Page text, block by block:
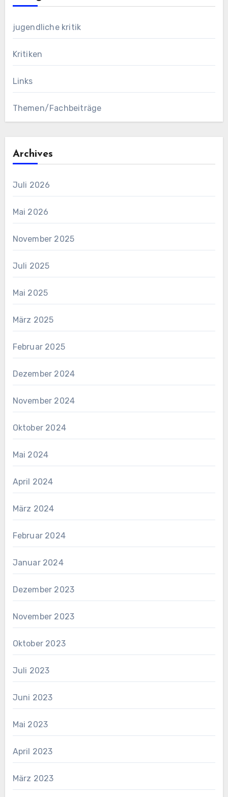
jugendliche kritik
Kritiken
Links
Themen/Fachbeiträge
Archives
Juli 2026
Mai 2026
November 2025
Juli 2025
Mai 2025
März 2025
Februar 2025
Dezember 2024
November 2024
Oktober 2024
Mai 2024
April 2024
März 2024
Februar 2024
Januar 2024
Dezember 2023
November 2023
Oktober 2023
Juli 2023
Juni 2023
Mai 2023
April 2023
März 2023